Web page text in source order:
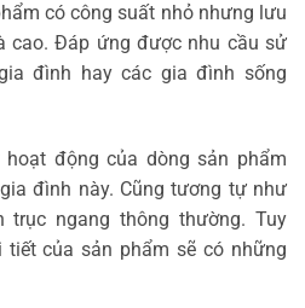
có công suất nhỏ nhưng lưu
cao. Đáp ứng được nhu cầu sử
đình hay các gia đình sống
động của dòng sản phẩm
đình này. Cũng tương tự như
ngang thông thường. Tuy
của sản phẩm sẽ có những